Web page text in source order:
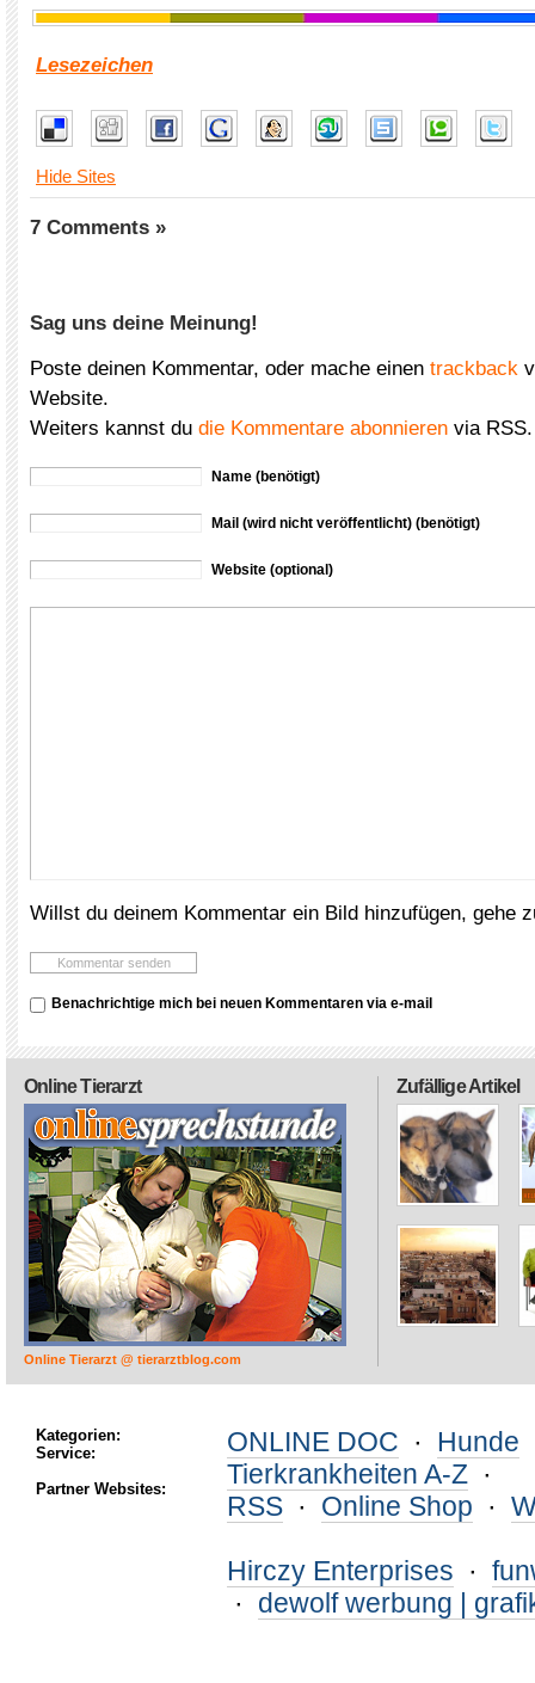
Lesezeichen
Hide Sites
7 Comments »
Sag uns deine Meinung!
Poste deinen Kommentar, oder mache einen trackback
Website.
Weiters kannst du die Kommentare abonnieren via RSS.
Name (benötigt)
Mail (wird nicht veröffentlicht) (benötigt)
Website (optional)
Willst du deinem Kommentar ein Bild hinzufügen, gehe
Benachrichtige mich bei neuen Kommentaren via e-mail
Zufällige Artikel
Online Tierarzt
Online Tierarzt @ tierarztblog.com
Kategorien:
Service:
Partner Websites:
ONLINE DOC · Hunde
Tierkrankheiten A-Z ·
RSS · Online Shop ·
Hirczy Enterprises ·
· dewolf werbung |